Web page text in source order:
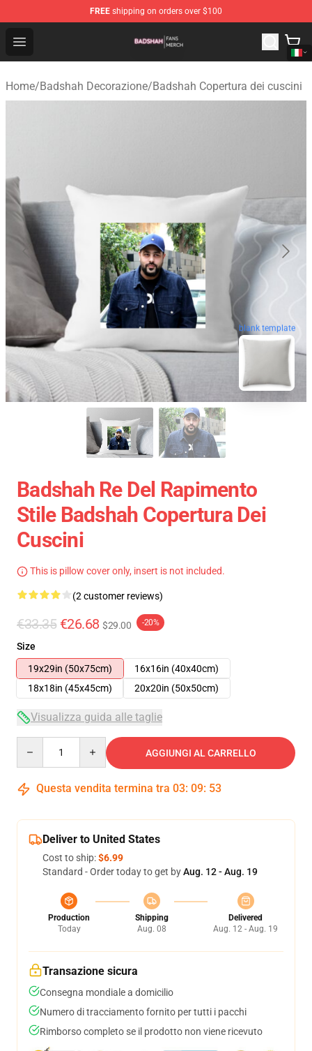
FREE shipping on orders over $100
Open menu
Badshah Shop - Official Badshah Merchandise Store
Home/Badshah Decorazione/Badshah Copertura dei cuscini
blank template
Badshah Re Del Rapimento
Stile Badshah Copertura Dei
Cuscini
This is pillow cover only, insert is not included.
(2 customer reviews)
€33.35 €26.68 $29.00 -20%
Size
19x29in (50x75cm)
16x16in (40x40cm)
18x18in (45x45cm)
20x20in (50x50cm)
Visualizza guida alle taglie
AGGIUNGI AL CARRELLO
Questa vendita termina tra 03: 09: 52
Deliver to United States
Cost to ship:$6.99
Standard - Order today to get byAug. 12 - Aug. 19
Production
Today
Shipping
Aug. 08
Delivered
Aug. 12 - Aug. 19
Transazione sicura
Consegna mondiale a domicilio
Numero di tracciamento fornito per tutti i pacchi
Rimborso completo se il prodotto non viene ricevuto